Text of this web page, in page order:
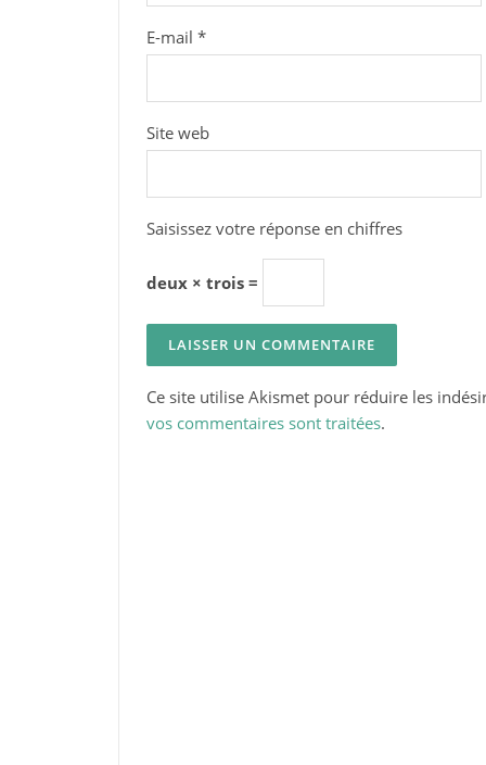
E-mail *
Site web
Saisissez votre réponse en chiffres
deux × trois =
Ce site utilise Akismet pour réduire les
vos commentaires sont traitées.